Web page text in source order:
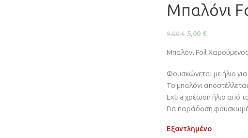
Μπαλόνι
9,00€ 5,00 €
Μπαλόνι Foil
Φουσκώνεται με ήλιο
Το μπαλόνι
Extra χρέωση ήλιο από
Για παράδοση
Εξαντλημένο